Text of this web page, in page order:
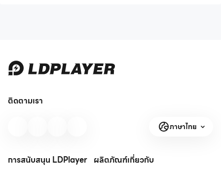
ติดตามเรา
ภาษาไทย
การสนับสนุน LDPlayer ผลิตภัณฑ์เกี่ยวกับ